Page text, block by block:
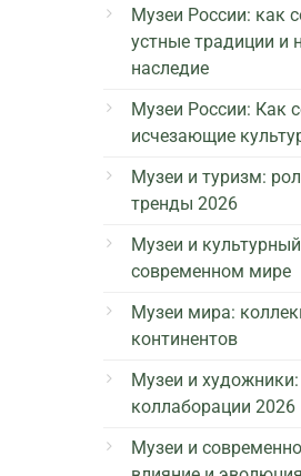
Музеи России: как
устные традиции и
наследие
Музеи России: Как
исчезающие
Музеи и туризм:
тренды 2026
Музеи и
современном мире
Музеи мира:
континентов
Музеи и
коллаборации 2026
Музеи и